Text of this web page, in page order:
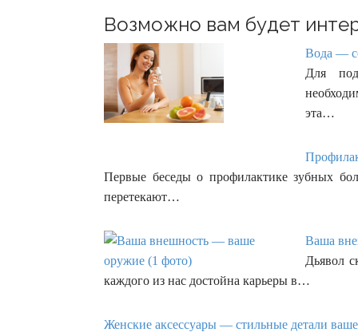
Возможно вам будет
Вода —
Для
эта…
Первые беседы о профилактике зубных
перетекают…
Ваша
Дьявол
каждого из нас достойна карьеры в…
Женские аксессуары — стильные детали